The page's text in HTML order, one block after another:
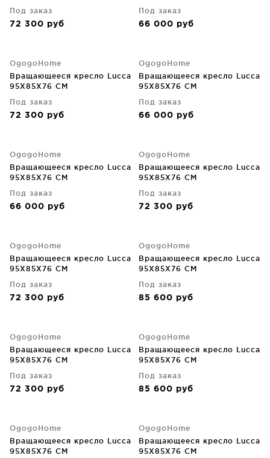
Под заказ
72 300 руб
Под заказ
66 000 руб
OgogoHome
Вращающееся кресло Lucca
95X85X76 CM
Под заказ
72 300 руб
OgogoHome
Вращающееся кресло Lucca
95X85X76 CM
Под заказ
66 000 руб
OgogoHome
Вращающееся кресло Lucca
95X85X76 CM
Под заказ
66 000 руб
OgogoHome
Вращающееся кресло Lucca
95X85X76 CM
Под заказ
72 300 руб
OgogoHome
Вращающееся кресло Lucca
95X85X76 CM
Под заказ
72 300 руб
OgogoHome
Вращающееся кресло Lucca
95X85X76 CM
Под заказ
85 600 руб
OgogoHome
Вращающееся кресло Lucca
95X85X76 CM
Под заказ
72 300 руб
OgogoHome
Вращающееся кресло Lucca
95X85X76 CM
Под заказ
85 600 руб
OgogoHome
Вращающееся кресло Lucca
95X85X76 CM
OgogoHome
Вращающееся кресло Lucca
95X85X76 CM